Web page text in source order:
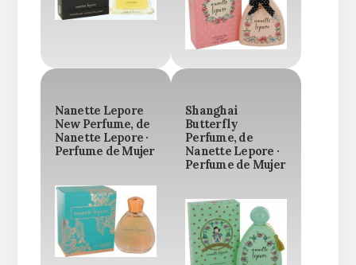
Nanette Lepore
New Perfume, de
Nanette Lepore ·
Perfume de Mujer
Shanghai
Butterfly
Perfume, de
Nanette Lepore ·
Perfume de Mujer